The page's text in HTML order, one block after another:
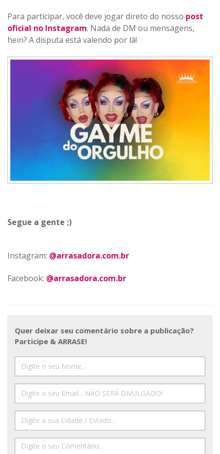
Para participar, você deve jogar direto do nosso post
oficial no Instagram. Nada de DM ou mensagens,
hein? A disputa está valendo por lá!
Segue a gente ;)
Instagram: @arrasadora.com.br
Facebook: @arrasadora.com.br
Quer deixar seu comentário sobre a publicação?
Participe & ARRASE!